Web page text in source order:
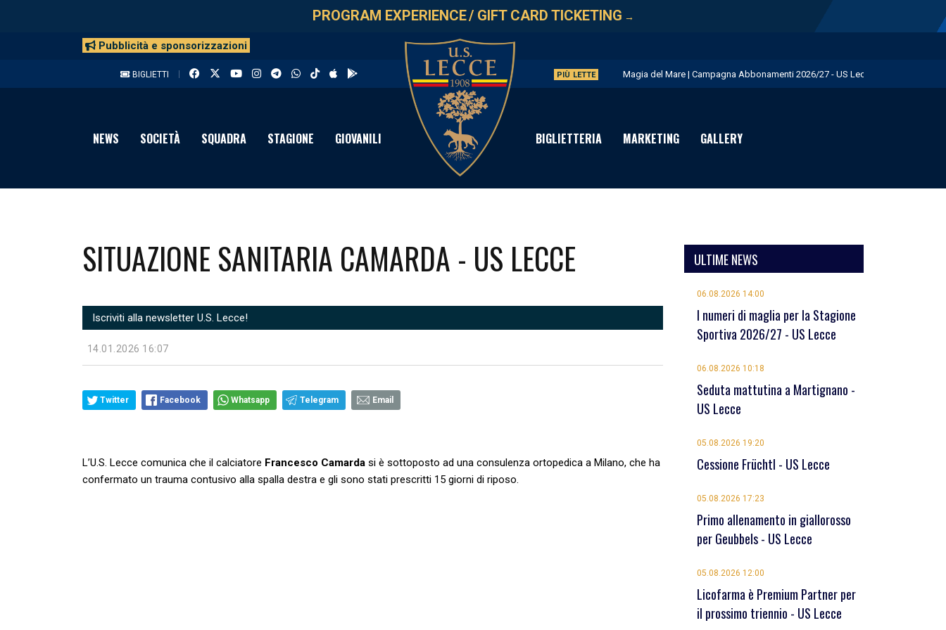
PROGRAM EXPERIENCE/ GIFT CARD TICKETING →
Pubblicità e sponsorizzazioni
BIGLIETTI PIÙ LETTE Magia del Mare | Campagna Abbonamenti 2026/27 - US Lecce
Licofarma è Premium Partner per il prossimo triennio - US Lecce
Seduta mattutina a Martignano - US Lecce
NEWS SOCIETÀ SQUADRA STAGIONE GIOVANILI BIGLIETTERIA MARKETING GALLERY
SITUAZIONE SANITARIA CAMARDA - US LECCE
Iscriviti alla newsletter U.S. Lecce!
14.01.2026 16:07
Twitter Facebook Whatsapp Telegram Email
L’U.S. Lecce comunica che il calciatore Francesco Camarda si è sottoposto ad una consulenza ortopedica a Milano, che ha
confermato un trauma contusivo alla spalla destra e gli sono stati prescritti 15 giorni di riposo.
ULTIME NEWS
06.08.2026 14:00
I numeri di maglia per la Stagione
Sportiva 2026/27 - US Lecce
06.08.2026 10:18
Seduta mattutina a Martignano -
US Lecce
05.08.2026 19:20
Cessione Früchtl - US Lecce
05.08.2026 17:23
Primo allenamento in giallorosso
per Geubbels - US Lecce
05.08.2026 12:00
Licofarma è Premium Partner per
il prossimo triennio - US Lecce